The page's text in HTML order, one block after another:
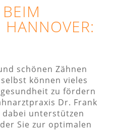
schönen Zähnen
können vieles
zu fördern
Dr. Frank
dabei unterstützen
Sie zur optimalen